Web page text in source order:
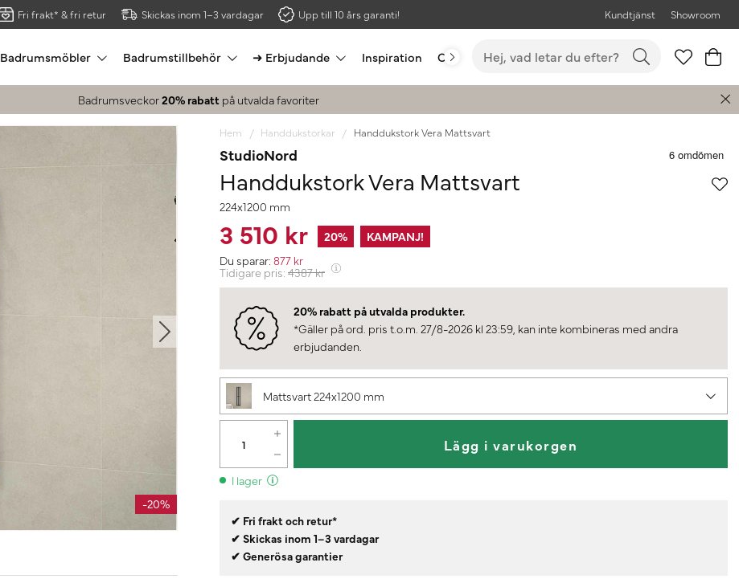
Fri frakt* & fri retur Skickas inom 1–3 vardagar Upp till 10 års garanti! Kundtjänst Showroom
Badrumsmöbler Badrumstillbehör ➜ Erbjudande Inspiration Outlet Bästsäljare
Badrumsveckor20% rabatt på utvalda favoriter
-20%
Hem Handdukstorkar Handdukstork Vera Mattsvart
StudioNord
Handdukstork Vera Mattsvart
224x1200 mm
3 510 kr 20%
KAMPANJ!
Du sparar:877 kr
Tidigare pris:4387kr
20% rabatt på utvalda produkter.
*Gäller på ord. pris t.o.m. 27/8-2026 kl 23:59, kan inte kombineras med andra
erbjudanden.
Mattsvart 224x1200 mm
Lägg i varukorgen
I lager
✔ Fri frakt och retur*
✔ Skickas inom 1–3 vardagar
✔ Generösa garantier